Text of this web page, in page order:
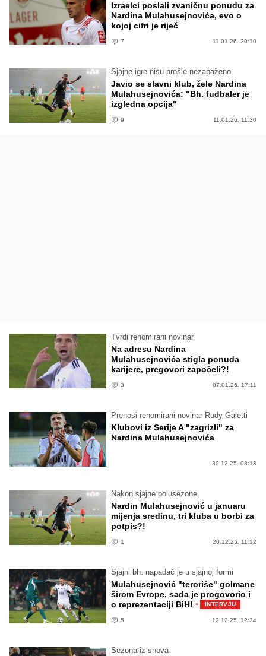
Izraelci poslali zvaničnu ponudu za
Nardina Mulahusejnovića, evo o
kojoj cifri je riječ
7 11.01.26. 20:10
Sjajne igre nisu prošle nezapaženo
Javio se slavni klub, žele Nardina
Mulahusejnovića: "Bh. fudbaler je
izgledna opcija"
9 11.01.26. 11:30
Tvrdi renomirani novinar
Na adresu Nardina
Mulahusejnovića stigla ponuda
karijere, pregovori započeli?!
3 07.01.26. 17:11
Prenosi renomirani novinar Rudy Galetti
Klubovi iz Serije A "zagrizli" za
Nardina Mulahusejnovića
30.12.25. 08:13
Nakon sjajne polusezone
Nardin Mulahusejnović u januaru
mijenja sredinu, tri kluba u borbi za
potpis?!
1 20.12.25. 11:12
Sjajni bh. napadač je u sjajnoj formi
Mulahusejnović "teroriše" golmane
širom Evrope, sada je progovorio i
o reprezentaciji BiH! · INTERVJU
5 12.12.25. 12:34
Sezona iz snova